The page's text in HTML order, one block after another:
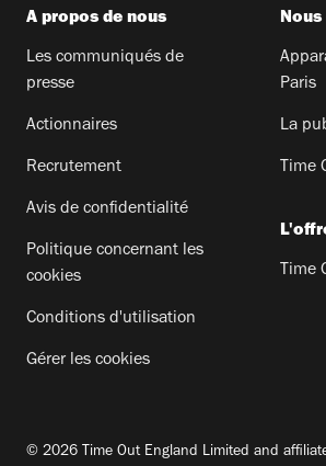
A propos de nous
Les communiqués de
presse
Actionnaires
Recrutement
Avis de confidentialité
Politique concernant les
cookies
Conditions d'utilisation
Gérer les cookies
Paris
La
Time
Time
© 2026 Time Out England Limited and